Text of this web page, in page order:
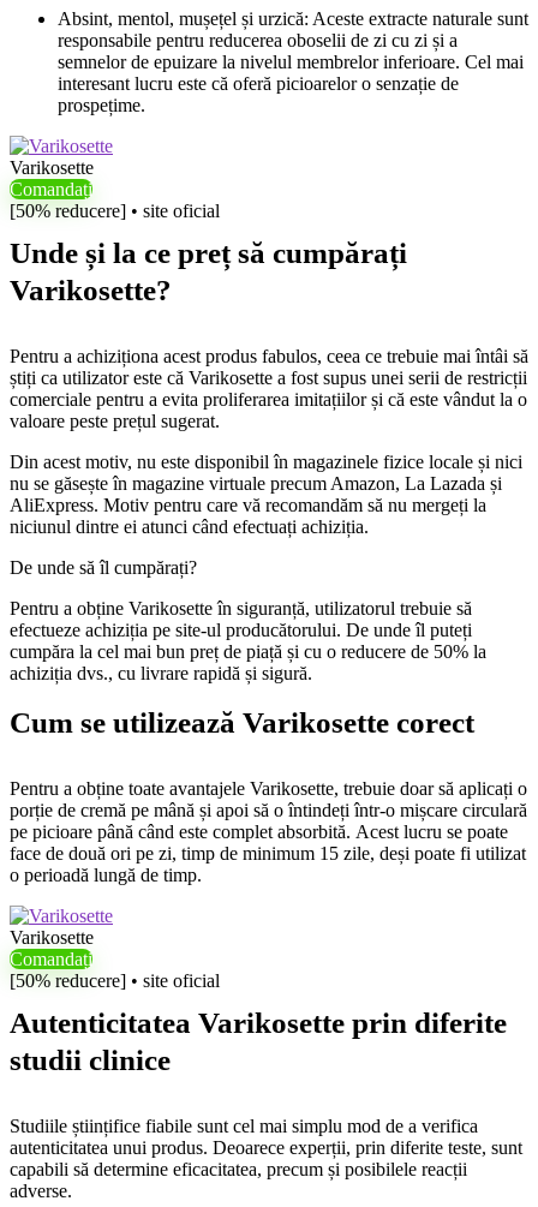
Absint, mentol, mușețel și urzică: Aceste extracte naturale sunt
responsabile pentru reducerea oboselii de zi cu zi și a
semnelor de epuizare la nivelul membrelor inferioare. Cel mai
interesant lucru este că oferă picioarelor o senzație de
prospețime.
Varikosette
Comandați
[50% reducere] • site oficial
Unde și la ce preț să cumpărați
Varikosette?
Pentru a achiziționa acest produs fabulos, ceea ce trebuie mai întâi să
știți ca utilizator este că Varikosette a fost supus unei serii de restricții
comerciale pentru a evita proliferarea imitațiilor și că este vândut la o
valoare peste prețul sugerat.
Din acest motiv, nu este disponibil în magazinele fizice locale și nici
nu se găsește în magazine virtuale precum Amazon, La Lazada și
AliExpress. Motiv pentru care vă recomandăm să nu mergeți la
niciunul dintre ei atunci când efectuați achiziția.
De unde să îl cumpărați?
Pentru a obține Varikosette în siguranță, utilizatorul trebuie să
efectueze achiziția pe site-ul producătorului. De unde îl puteți
cumpăra la cel mai bun preț de piață și cu o reducere de 50% la
achiziția dvs., cu livrare rapidă și sigură.
Cum se utilizează Varikosette corect
Pentru a obține toate avantajele Varikosette, trebuie doar să aplicați o
porție de cremă pe mână și apoi să o întindeți într-o mișcare circulară
pe picioare până când este complet absorbită. Acest lucru se poate
face de două ori pe zi, timp de minimum 15 zile, deși poate fi utilizat
o perioadă lungă de timp.
Varikosette
Comandați
[50% reducere] • site oficial
Autenticitatea Varikosette prin diferite
studii clinice
Studiile științifice fiabile sunt cel mai simplu mod de a verifica
autenticitatea unui produs. Deoarece experții, prin diferite teste, sunt
capabili să determine eficacitatea, precum și posibilele reacții
adverse.